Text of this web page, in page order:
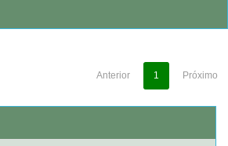
Anterior 1 Próximo